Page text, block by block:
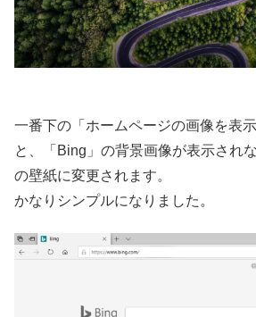
一番下の「ホームページの画像を表
と、「Bing」の背景画像が表示され
の壁紙に変更されます。
かなりシンプルになりました。